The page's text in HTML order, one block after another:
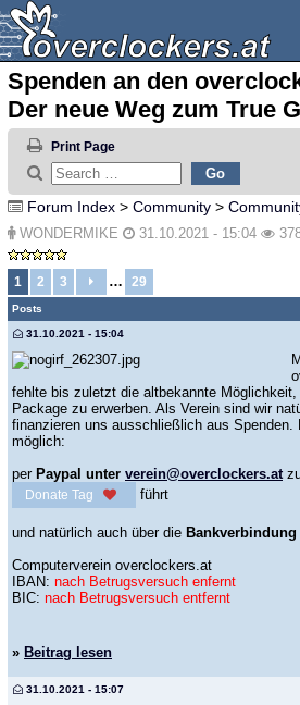
Spenden an den
Der neue Weg zum True
Print Page
Forum Index > Community >
WONDERMIKE 31.10.2021 - 15:04
1 2 3 … 29
Posts
31.10.2021 - 15:04
fehlte bis zuletzt die altbekannte Möglichkeit,
Package zu erwerben. Als Verein sind wir
finanzieren uns ausschließlich aus Spenden.
möglich:
per Paypal unter verein@overclockers.at
Donate Tag führt
und natürlich auch über die Bankverbindung
Computerverein overclockers.at
IBAN: nach Betrugsversuch enfernt
BIC: nach Betrugsversuch entfernt
» Beitrag lesen
31.10.2021 - 15:07